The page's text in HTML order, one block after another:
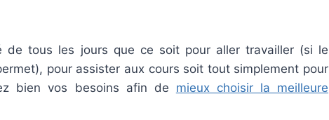
de tous les jours que ce soit pour aller travailler (si le
pour assister aux cours soit tout simplement pour
bien vos besoins afin de mieux choisir la meilleure